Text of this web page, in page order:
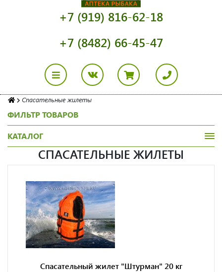
+7 (919) 816-62-18
+7 (8482) 66-45-47
Спасательные жилеты
ФИЛЬТР ТОВАРОВ
КАТАЛОГ
СПАСАТЕЛЬНЫЕ ЖИЛЕТЫ
Спасательный жилет "Штурман" 20 кг